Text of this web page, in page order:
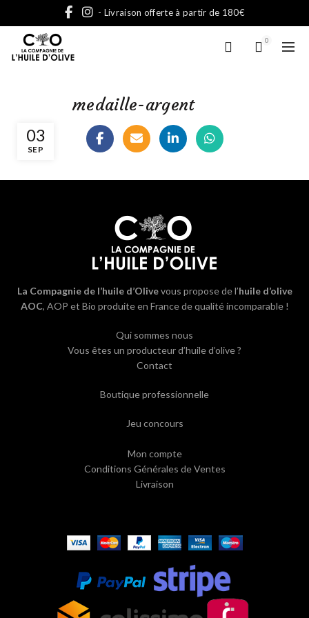
- Livraison offerte à partir de 180€
0
03
SEP
medaille-argent
La Compagnie de l’huile d’Olivevous propose de l’huile d’olive
AOC, AOP et Bio produite en France de qualité incomparable !
Qui sommes nous
Vous êtes un producteur d’huile d’olive ?
Contact
Boutique professionnelle
Jeu concours
Mon compte
Conditions Générales de Ventes
Livraison